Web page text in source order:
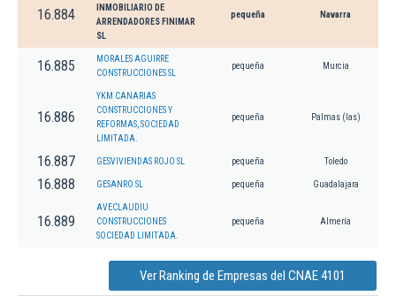
16.884
INMOBILIARIO DE
ARRENDADORES FINIMAR
SL
pequeña Navarra
16.885
MORALES AGUIRRE
CONSTRUCCIONES SL
pequeña Murcia
16.886
YKM CANARIAS
CONSTRUCCIONES Y
REFORMAS, SOCIEDAD
LIMITADA.
pequeña Palmas (las)
16.887 GESVIVIENDAS ROJO SL pequeña Toledo
16.888 GESANRO SL pequeña Guadalajara
16.889
AVECLAUDIU
CONSTRUCCIONES
SOCIEDAD LIMITADA.
pequeña Almería
Ver Ranking de Empresas del CNAE 4101